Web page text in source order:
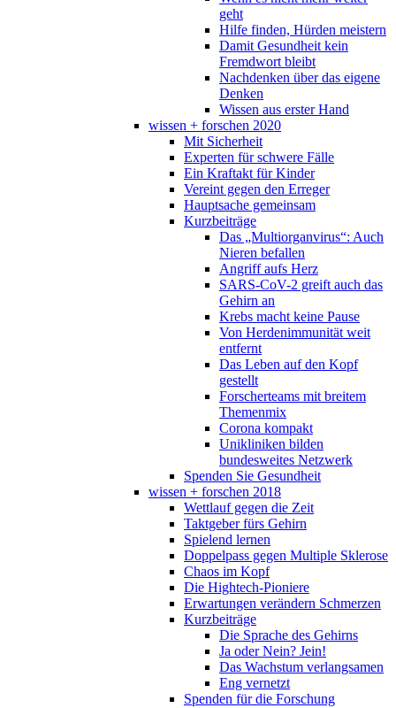
geht
Hilfe finden, Hürden meistern
Damit Gesundheit kein
Fremdwort bleibt
Nachdenken über das eigene
Denken
Wissen aus erster Hand
wissen + forschen 2020
Mit Sicherheit
Experten für schwere Fälle
Ein Kraftakt für Kinder
Vereint gegen den Erreger
Hauptsache gemeinsam
Kurzbeiträge
Das „Multiorganvirus“: Auch
Nieren befallen
Angriff aufs Herz
SARS-CoV-2 greift auch das
Gehirn an
Krebs macht keine Pause
Von Herdenimmunität weit
entfernt
Das Leben auf den Kopf
gestellt
Forscherteams mit breitem
Themenmix
Corona kompakt
Unikliniken bilden
bundesweites Netzwerk
Spenden Sie Gesundheit
wissen + forschen 2018
Wettlauf gegen die Zeit
Taktgeber fürs Gehirn
Spielend lernen
Doppelpass gegen Multiple Sklerose
Chaos im Kopf
Die Hightech-Pioniere
Erwartungen verändern Schmerzen
Kurzbeiträge
Die Sprache des Gehirns
Ja oder Nein? Jein!
Das Wachstum verlangsamen
Eng vernetzt
Spenden für die Forschung